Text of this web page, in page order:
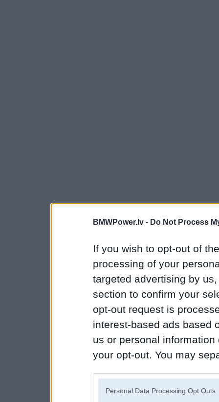
BMWPower.lv - Do Not Process
If you wish to opt-out of
processing of your
targeted advertising by
section to confirm your
opt-out request is
interest-based ads based
us or personal
your opt-out. You may
Personal Data Processing Opt Outs